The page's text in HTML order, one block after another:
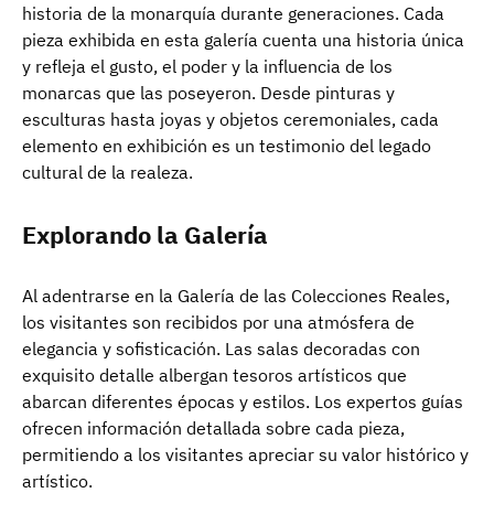
historia de la monarquía durante generaciones. Cada
pieza exhibida en esta galería cuenta una historia única
y refleja el gusto, el poder y la influencia de los
monarcas que las poseyeron. Desde pinturas y
esculturas hasta joyas y objetos ceremoniales, cada
elemento en exhibición es un testimonio del legado
cultural de la realeza.
Explorando la Galería
Al adentrarse en la Galería de las Colecciones Reales,
los visitantes son recibidos por una atmósfera de
elegancia y sofisticación. Las salas decoradas con
exquisito detalle albergan tesoros artísticos que
abarcan diferentes épocas y estilos. Los expertos guías
ofrecen información detallada sobre cada pieza,
permitiendo a los visitantes apreciar su valor histórico y
artístico.